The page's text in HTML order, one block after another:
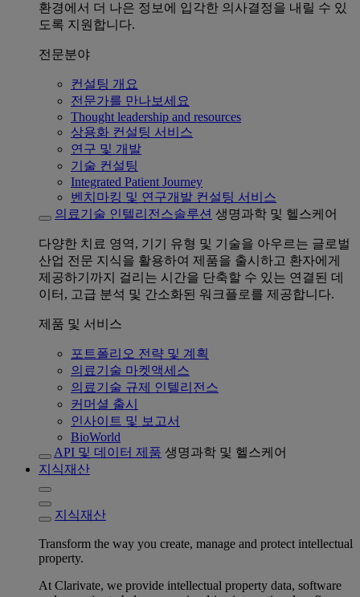
환경에서 더 나은 정보에 입각한 의사결정을 내릴 수 있
도록 지원합니다.
전문분야
컨설팅 개요
전문가를 만나보세요
Thought leadership and resources
상용화 컨설팅 서비스
연구 및 개발
기술 컨설팅
Integrated Patient Journey
벤치마킹 및 연구개발 컨설팅 서비스
의료기술 인텔리전스솔루션 생명과학 및 헬스케어
다양한 치료 영역, 기기 유형 및 기술을 아우르는 글로벌
산업 전문 지식을 활용하여 제품을 출시하고 환자에게
제공하기까지 걸리는 시간을 단축할 수 있는 연결된 데
이터, 고급 분석 및 간소화된 워크플로를 제공합니다.
제품 및 서비스
포트폴리오 전략 및 계획
의료기술 마켓액세스
의료기술 규제 인텔리전스
커머셜 출시
인사이트 및 보고서
BioWorld
API 및 데이터 제품 생명과학 및 헬스케어
지식재산
지식재산
Transform the way you create, manage and protect intellectual
property.
At Clarivate, we provide intellectual property data, software